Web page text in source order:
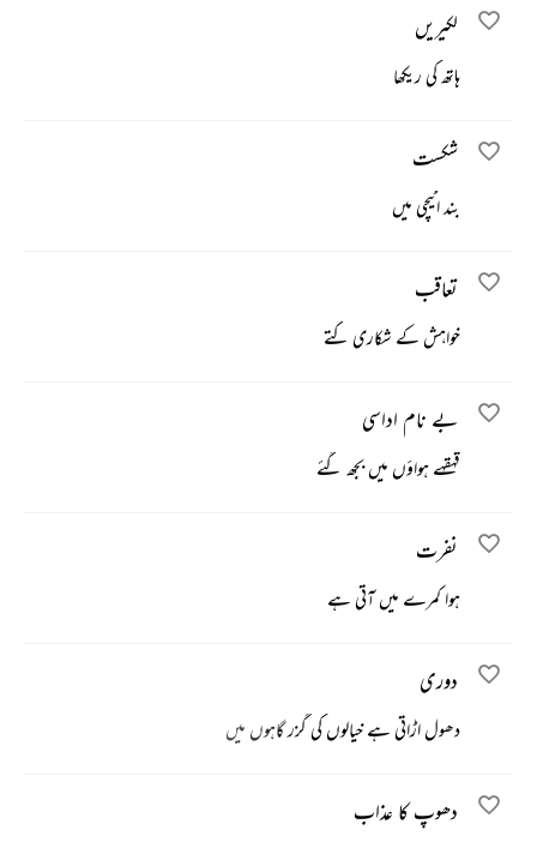
لکیریں
ہاتھ کی ریکھا
شکست
بند اٹیچی میں
تعاقب
خواہش کے شکاری کتے
بے نام اداسی
قہقہے ہواؤں میں بجھ گئے
نفرت
ہوا کمرے میں آتی ہے
دوری
دھول اڑاتی ہے خیالوں کی گزر گاہوں میں
دھوپ کا عذاب